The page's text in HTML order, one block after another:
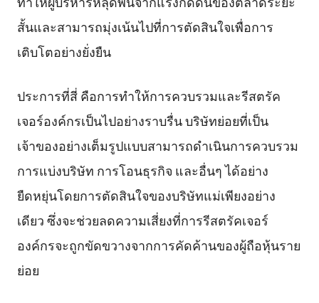
สั้นและสามารถมุ่งเน้นไปที่การตัดสินใจเพื่อการ
เติบโตอย่างยั่งยืน
ประการที่สี่ คือการทำให้การควบรวมและรีสตรัค
เจอร์องค์กรเป็นไปอย่างราบรื่น บริษัทย่อยที่เป็น
เจ้าของอย่างเต็มรูปแบบสามารถดำเนินการควบรวม
การแบ่งบริษัท การโอนธุรกิจ และอื่นๆ ได้อย่าง
ยืดหยุ่นโดยการตัดสินใจของบริษัทแม่เพียงอย่าง
เดียว ซึ่งจะช่วยลดความเสี่ยงที่การรีสตรัคเจอร์
องค์กรจะถูกขัดขวางจากการคัดค้านของผู้ถือหุ้นราย
ย่อย